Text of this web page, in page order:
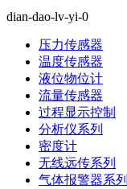
dian-dao-lv-yi-0
压力传感器
温度传感器
液位物位计
流量传感器
过程显示控制
分析仪系列
密度计
无线远传系列
气体报警器系列